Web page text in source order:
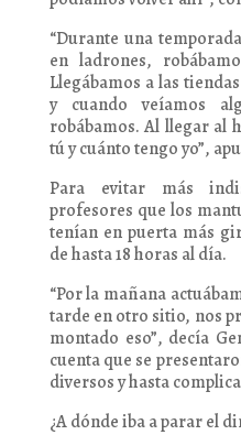
“Durante una
en ladrones,
Llegábamos a las
y cuando veíamos
robábamos. Al llegar al
tú y cuánto tengo yo”,
Para evitar más
profesores que los
tenían en puerta más
de hasta 18 horas al día.
“Por la mañana
tarde en otro sitio, nos
montado eso”, decía
cuenta que se
diversos y hasta
¿A dónde iba a parar el